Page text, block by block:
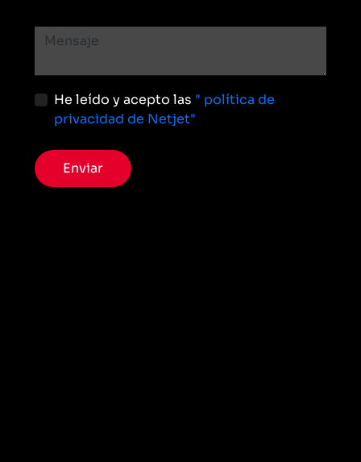
He leído y acepto las " política de
privacidad de Netjet"
Enviar